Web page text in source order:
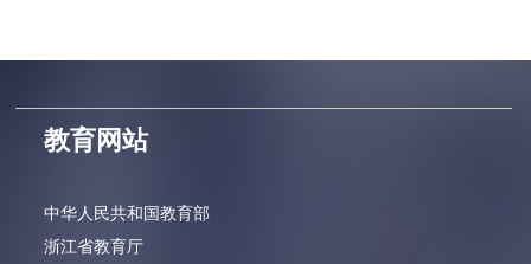
教育网站
中华人民共和国教育部
浙江省教育厅